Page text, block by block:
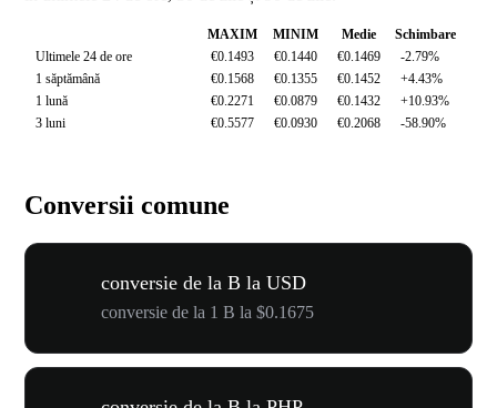
MAXIM MINIM Medie
Schimbare
Ultimele 24 de ore
€0.1493 €0.1440 €0.1469
-2.79%
1 săptămână
€0.1568 €0.1355 €0.1452
+4.43%
1 lună
€0.2271 €0.0879 €0.1432
+10.93%
3 luni
€0.5577 €0.0930 €0.2068 -58.90%
Conversii comune
conversie de la B la USD
conversie de la 1 B la $0.1675